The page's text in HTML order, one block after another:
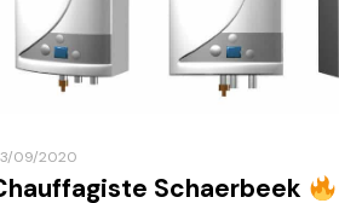
09/2020
Schaerbeek